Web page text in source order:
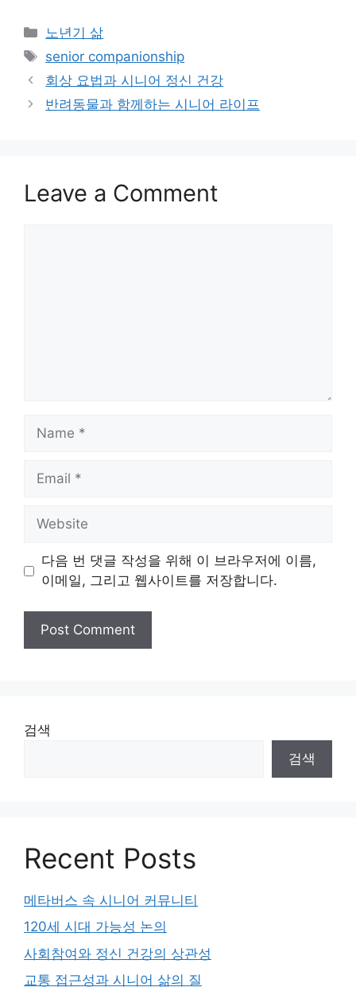
Categories
노년기 삶
Tags
senior companionship
회상 요법과 시니어 정신 건강
반려동물과 함께하는 시니어 라이프
Leave a Comment
Name
Email
Website
다음 번 댓글 작성을 위해 이 브라우저에 이름,
이메일, 그리고 웹사이트를 저장합니다.
검색
검색
Recent Posts
메타버스 속 시니어 커뮤니티
120세 시대 가능성 논의
사회참여와 정신 건강의 상관성
교통 접근성과 시니어 삶의 질